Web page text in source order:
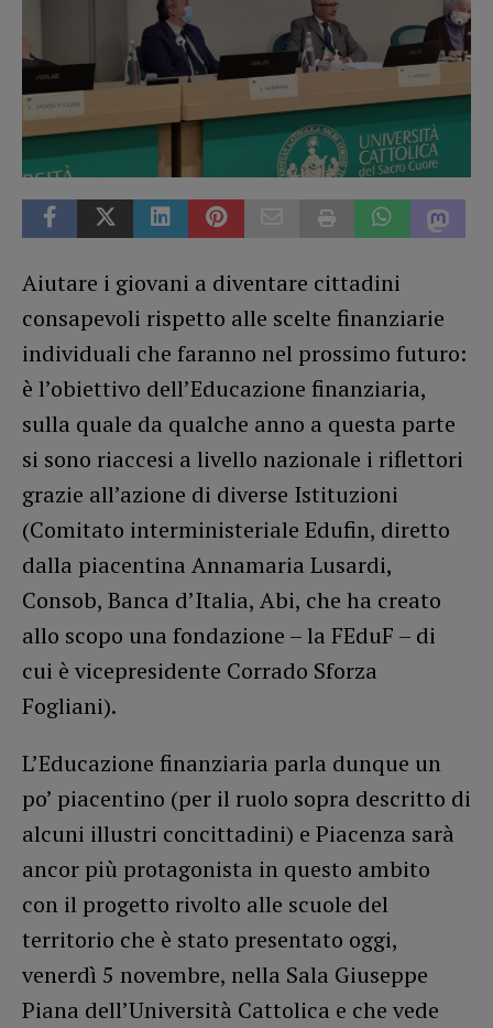
Aiutare i giovani a diventare cittadini
consapevoli rispetto alle scelte finanziarie
individuali che faranno nel prossimo futuro:
è l’obiettivo dell’Educazione finanziaria,
sulla quale da qualche anno a questa parte
si sono riaccesi a livello nazionale i riflettori
grazie all’azione di diverse Istituzioni
(Comitato interministeriale Edufin, diretto
dalla piacentina Annamaria Lusardi,
Consob, Banca d’Italia, Abi, che ha creato
allo scopo una fondazione – la FEduF – di
cui è vicepresidente Corrado Sforza
Fogliani).
L’Educazione finanziaria parla dunque un
po’ piacentino (per il ruolo sopra descritto di
alcuni illustri concittadini) e Piacenza sarà
ancor più protagonista in questo ambito
con il progetto rivolto alle scuole del
territorio che è stato presentato oggi,
venerdì 5 novembre, nella Sala Giuseppe
Piana dell’Università Cattolica e che vede